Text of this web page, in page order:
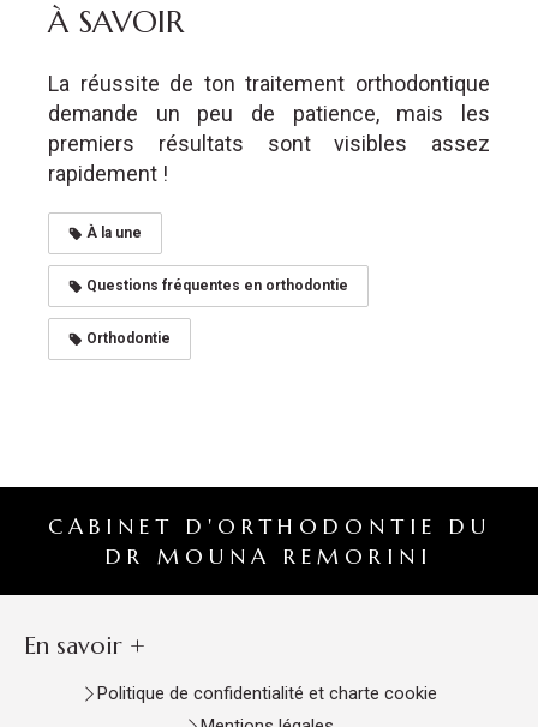
À SAVOIR
La réussite de ton traitement orthodontique
demande un peu de patience, mais les
premiers résultats sont visibles assez
rapidement !
À la une
Questions fréquentes en orthodontie
Orthodontie
CABINET D'ORTHODONTIE DU
DR MOUNA REMORINI
En savoir +
Politique de confidentialité et charte cookie